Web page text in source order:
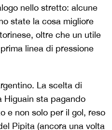
nello stretto: alcune
state la cosa migliore
oltre che un utile
linea di pressione
La scelta di
Higuain sta pagando
e non solo per il gol, reso
Pipita (ancora una volta